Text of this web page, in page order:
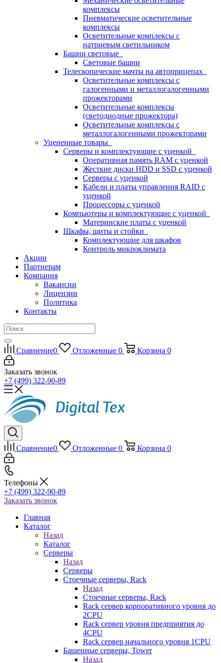
комплексы
Пневматические осветительные
комплексы
Осветительные комплексы с
натриевым светильником
Башни световые
Световые башни
Телескопические мачты на автоприцепах
Осветительные комплексы с
галогенными и металлогалогенными
прожекторами
Осветительные комплексы
(светодиодные прожектора)
Осветительные комплексы с
металлогалогенными прожекторами
Уцененные товары
Серверы и комплектующие с уценкой
Оперативная память RAM с уценкой
Жесткие диски HDD и SSD с уценкой
Серверы с уценкой
Кабели и платы управления RAID с
уценкой
Процессоры с уценкой
Компьютеры и комплектующие с уценкой
Материнские платы с уценкой
Шкафы, щиты и стойки
Комплектующие для шкафов
Контроль микроклимата
Акции
Партнерам
Компания
Вакансии
Лицензии
Политика
Контакты
Сравнение0 Отложенные 0 Корзина 0
Заказать звонок
+7 (499) 322-90-89
Сравнение0 Отложенные 0 Корзина 0
Телефоны
+7 (499) 322-90-89
Заказать звонок
Главная
Каталог
Назад
Каталог
Серверы
Назад
Серверы
Стоечные серверы, Rack
Назад
Стоечные серверы, Rack
Rack сервер корпоративного уровня до
2CPU
Rack сервер уровня предприятия до
4CPU
Rack сервер начального уровня 1CPU
Башенные серверы, Tower
Назад